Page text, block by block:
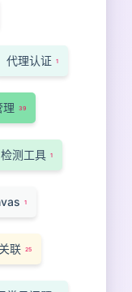
代理认证 1
理 39
检测工具 1
1
联 25